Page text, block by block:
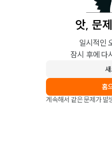
앗, 문
일시적인
잠시 후에 다
홈
계속해서 같은 문제가 발